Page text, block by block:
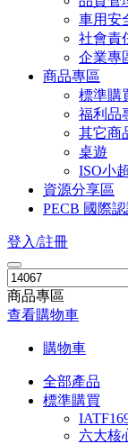
車用安
社會責
企業專
商品專區
標準購
福利品
其它商
桌遊
ISO小
資源分享區
PECB 國際
登入/註冊
商品專區
查看購物車
購物車
全部產品
標準購買
六大核